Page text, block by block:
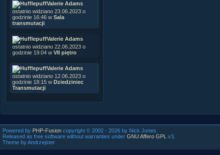
Valerie Adams
ostatnio widziano 23.06.2023 o
godzinie 16:46 w Sala
transmutacji
Valerie Adams
ostatnio widziano 22.06.2023 o
godzinie 19:04 w VII piętro
Valerie Adams
ostatnio widziano 12.06.2023 o
godzinie 18:15 w Dziedziniec
Transmutacji
Powered by PHP-Fusion copyright © 2002 - 2026 by Nick Jones.
Released as free software without warranties under GNU Affero GPL
v3.
Theme by Andrzejster